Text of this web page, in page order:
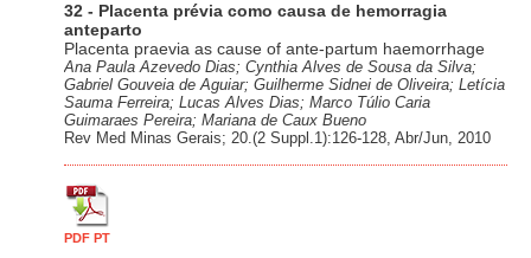
32 - Placenta prévia como causa de hemorragia
anteparto
Placenta praevia as cause of ante-partum haemorrhage
Ana Paula Azevedo Dias; Cynthia Alves de Sousa da Silva;
Gabriel Gouveia de Aguiar; Guilherme Sidnei de Oliveira; Letícia
Sauma Ferreira; Lucas Alves Dias; Marco Túlio Caria
Guimaraes Pereira; Mariana de Caux Bueno
Rev Med Minas Gerais; 20.(2 Suppl.1):126-128, Abr/Jun, 2010
PDF PT